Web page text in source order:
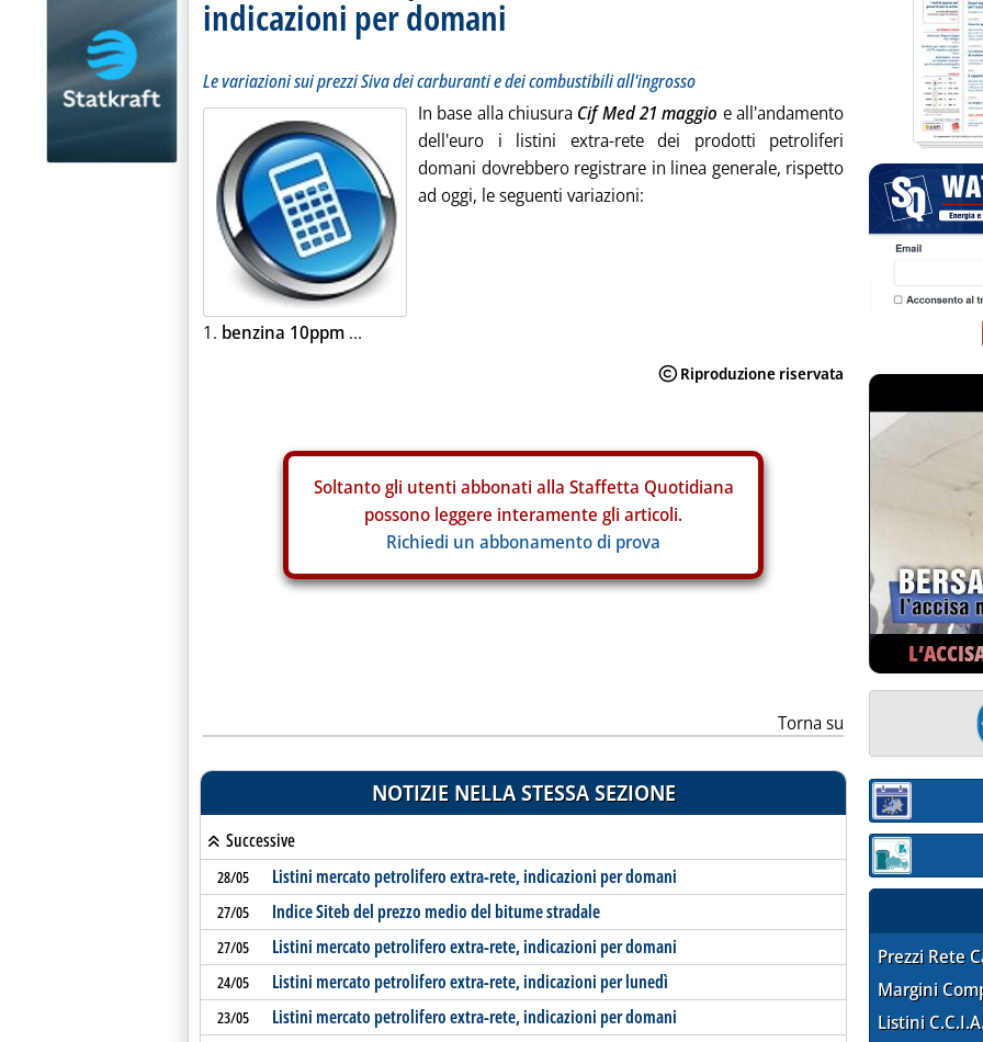
indicazioni per domani
Le variazioni sui prezzi Siva dei carburanti e dei combustibili all'ingrosso
In base alla chiusura Cif Med 21 maggio e all'andamento
dell'euro i listini extra-rete dei prodotti petroliferi
domani dovrebbero registrare in linea generale, rispetto
ad oggi, le seguenti variazioni:
1. benzina 10ppm ...
Soltanto gli utenti abbonati alla Staffetta Quotidiana
possono leggere interamente gli articoli.
Richiedi un abbonamento di prova
Torna su
NOTIZIE NELLA STESSA SEZIONE
Successive
28/05 Listini mercato petrolifero extra-rete, indicazioni per domani
27/05 Indice Siteb del prezzo medio del bitume stradale
27/05 Listini mercato petrolifero extra-rete, indicazioni per domani
24/05 Listini mercato petrolifero extra-rete, indicazioni per lunedì
23/05 Listini mercato petrolifero extra-rete, indicazioni per domani
Sezione:
Sezione:
Prezzi Rete
Margini
Listini